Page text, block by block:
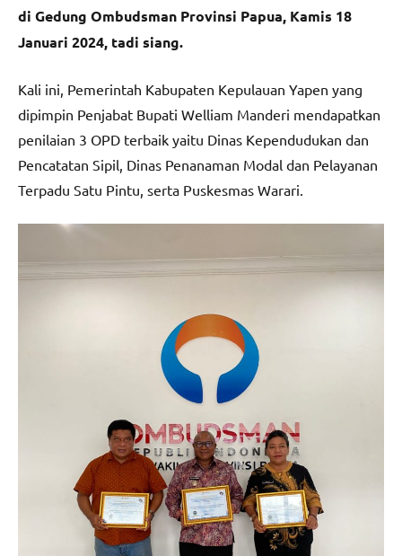
di Gedung Ombudsman Provinsi Papua, Kamis 18
Januari 2024, tadi siang.
Kali ini, Pemerintah Kabupaten Kepulauan Yapen yang
dipimpin Penjabat Bupati Welliam Manderi mendapatkan
penilaian 3 OPD terbaik yaitu Dinas Kependudukan dan
Pencatatan Sipil, Dinas Penanaman Modal dan Pelayanan
Terpadu Satu Pintu, serta Puskesmas Warari.